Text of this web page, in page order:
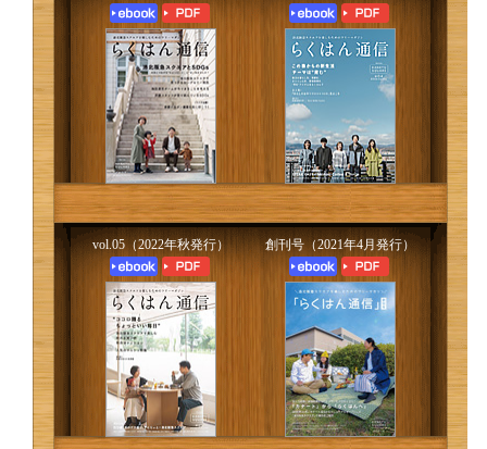
vol.05（2022年秋発行） 創刊号（2021年4月発行）